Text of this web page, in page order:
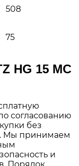
508
75
HG 15 MC
согласованию
без
Мы принимаем
и
Порядок